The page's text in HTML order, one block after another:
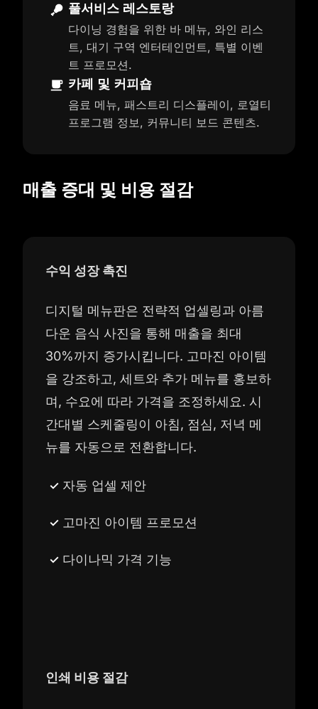
풀서비스 레스토랑
다이닝 경험을 위한 바 메뉴, 와인 리스
트, 대기 구역 엔터테인먼트, 특별 이벤
트 프로모션.
카페 및 커피숍
음료 메뉴, 패스트리 디스플레이, 로열티
프로그램 정보, 커뮤니티 보드 콘텐츠.
매출 증대 및 비용 절감
수익 성장 촉진
디지털 메뉴판은 전략적 업셀링과 아름
다운 음식 사진을 통해 매출을 최대
30%까지 증가시킵니다. 고마진 아이템
을 강조하고, 세트와 추가 메뉴를 홍보하
며, 수요에 따라 가격을 조정하세요. 시
간대별 스케줄링이 아침, 점심, 저녁 메
뉴를 자동으로 전환합니다.
자동 업셀 제안
고마진 아이템 프로모션
다이나믹 가격 기능
인쇄 비용 절감